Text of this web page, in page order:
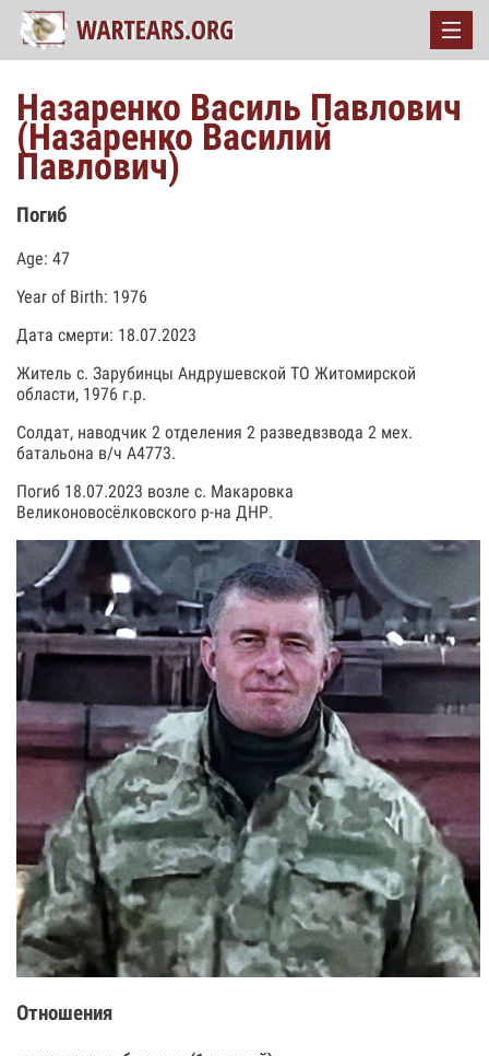
Назаренко Василь Павлович
(Назаренко Василий
Павлович)
Погиб
Age: 47
Year of Birth: 1976
Дата смерти: 18.07.2023
Житель с. Зарубинцы Андрушевской ТО Житомирской
области, 1976 г.р.
Солдат, наводчик 2 отделения 2 разведвзвода 2 мех.
батальона в/ч А4773.
Погиб 18.07.2023 возле с. Макаровка
Великоновосёлковского р-на ДНР.
Отношения